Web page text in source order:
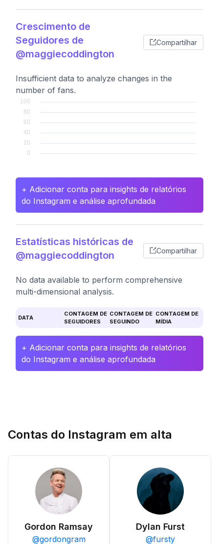
Crescimento de
Seguidores de
@maggiecoddington
Compartilhar
Insufficient data to analyze changes in the
number of fans.
+ Adicionar conta para insights de relatórios
do Instagram e análise aprofundada
Estatísticas históricas de
@maggiecoddington
Compartilhar
No data available to perform comprehensive
multi-dimensional analysis.
DATA
CONTAGEM DE
SEGUIDORES
CONTAGEM DE
SEGUINDO
CONTAGEM DE
MÍDIA
+ Adicionar conta para insights de relatórios
do Instagram e análise aprofundada
Contas do Instagram em alta
Gordon Ramsay
@gordongram
Dylan Furst
@fursty